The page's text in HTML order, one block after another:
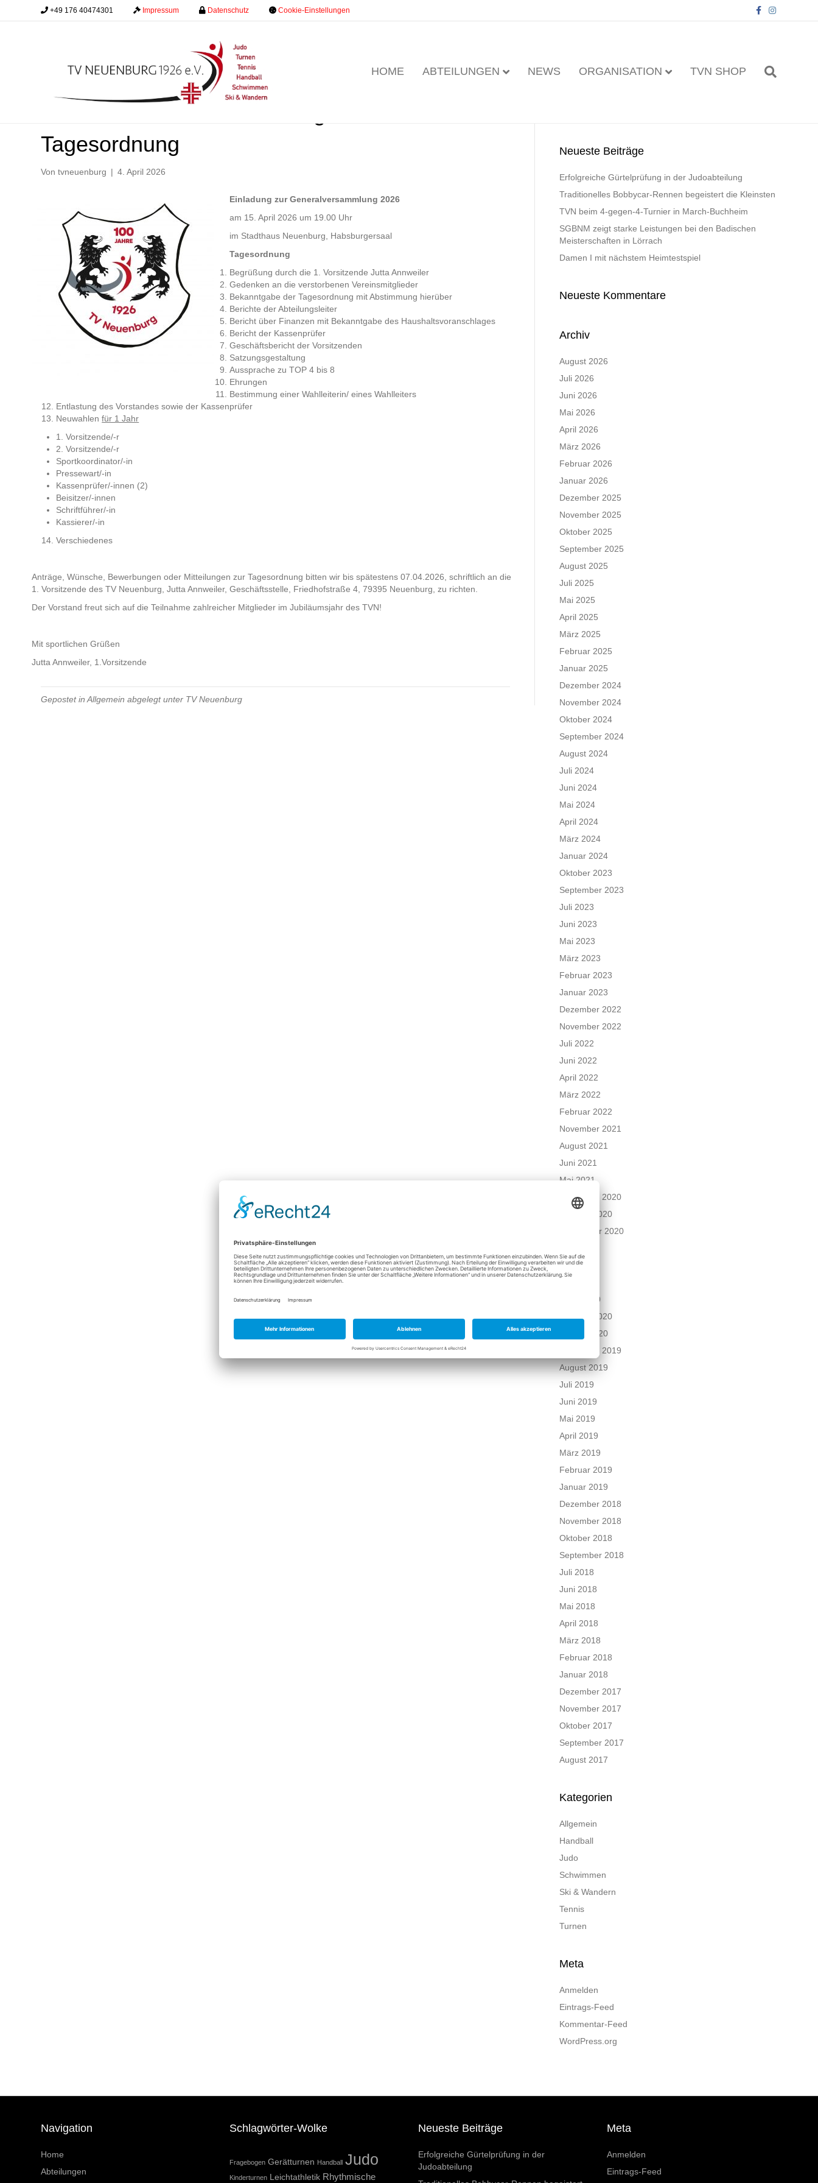
+49 176 40474301 Impressum Datenschutz Cookie-Einstellungen
c
I
s
a
m
HOME ABTEILUNGEN NEWS ORGANISATION TVN SHOP
Tagesordnung
Vontvneuenburg | 4. April 2026
Einladung zur Generalversammlung 2026
am 15. April 2026 um 19.00 Uhr
im Stadthaus Neuenburg, Habsburgersaal
Tagesordnung
Begrüßung durch die 1. Vorsitzende Jutta Annweiler
Gedenken an die verstorbenen Vereinsmitglieder
Bekanntgabe der Tagesordnung mit Abstimmung hierüber
Berichte der Abteilungsleiter
Bericht über Finanzen mit Bekanntgabe des Haushaltsvoranschlages
Bericht der Kassenprüfer
Geschäftsbericht der Vorsitzenden
Satzungsgestaltung
Aussprache zu TOP 4 bis 8
Ehrungen
Bestimmung einer Wahlleiterin/ eines Wahlleiters
Entlastung des Vorstandes sowie der Kassenprüfer
Neuwahlenfür 1 Jahr
1. Vorsitzende/-r
2. Vorsitzende/-r
Sportkoordinator/-in
Pressewart/-in
Kassenprüfer/-innen (2)
Beisitzer/-innen
Schriftführer/-in
Kassierer/-in
Verschiedenes
Anträge, Wünsche, Bewerbungen oder Mitteilungen zur Tagesordnung bitten wir bis spätestens 07.04.2026, schriftlich an die
1. Vorsitzende des TV Neuenburg, Jutta Annweiler, Geschäftsstelle, Friedhofstraße 4, 79395 Neuenburg, zu richten.
Der Vorstand freut sich auf die Teilnahme zahlreicher Mitglieder im Jubiläumsjahr des TVN!
Mit sportlichen Grüßen
Jutta Annweiler, 1.Vorsitzende
Gepostet inAllgemein abgelegt unter TV Neuenburg
Neueste Beiträge
Erfolgreiche Gürtelprüfung in der Judoabteilung
Traditionelles Bobbycar-Rennen begeistert die Kleinsten
TVN beim 4-gegen-4-Turnier in March-Buchheim
SGBNM zeigt starke Leistungen bei den Badischen
Meisterschaften in Lörrach
Damen I mit nächstem Heimtestspiel
Neueste Kommentare
Archiv
August 2026
Juli 2026
Juni 2026
Mai 2026
April 2026
März 2026
Februar 2026
Januar 2026
Dezember 2025
November 2025
Oktober 2025
September 2025
August 2025
Juli 2025
Mai 2025
April 2025
März 2025
Februar 2025
Januar 2025
Dezember 2024
November 2024
Oktober 2024
September 2024
August 2024
Juli 2024
Juni 2024
Mai 2024
April 2024
März 2024
Januar 2024
Oktober 2023
September 2023
Juli 2023
Juni 2023
Mai 2023
März 2023
Februar 2023
Januar 2023
Dezember 2022
November 2022
Juli 2022
Juni 2022
April 2022
März 2022
Februar 2022
November 2021
August 2021
Juni 2021
Mai 2021
Dezember 2020
Oktober 2020
September 2020
Mai 2020
März 2020
Februar 2020
Januar 2020
Dezember 2019
August 2019
Juli 2019
Juni 2019
Mai 2019
April 2019
März 2019
Februar 2019
Januar 2019
Dezember 2018
November 2018
Oktober 2018
September 2018
Juli 2018
Juni 2018
Mai 2018
April 2018
März 2018
Februar 2018
Januar 2018
Dezember 2017
November 2017
Oktober 2017
September 2017
August 2017
Kategorien
Allgemein
Handball
Judo
Schwimmen
Ski & Wandern
Tennis
Turnen
Meta
Anmelden
Eintrags-Feed
Kommentar-Feed
WordPress.org
Navigation
Home
Abteilungen
Schlagwörter-Wolke
Fragebogen Gerätturnen Handball Judo
Kinderturnen Leichtathletik Rhythmische
Neueste Beiträge
Erfolgreiche Gürtelprüfung in der
Judoabteilung
Meta
Anmelden
Eintrags-Feed